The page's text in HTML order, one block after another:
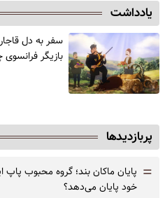
یادداشت
سفر به دل
‌بازیگر
پربازدیدها
= پایان ماکان بند؛ گروه محبوب پاپ
خود پایان می‌دهد؟